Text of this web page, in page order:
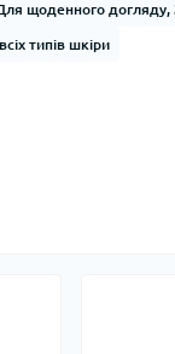
щоденного догляду,
типів шкіри